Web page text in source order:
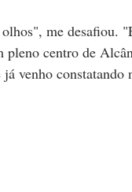
me desafiou.
centro de
venho constatando